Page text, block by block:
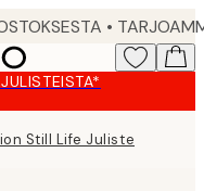
Still Life Juliste